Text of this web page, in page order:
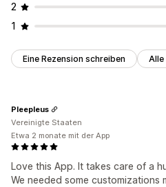
2
1
Eine Rezension schreiben Alle
Love this App. It takes care of a
We needed some customizations
Pleepleus
Vereinigte Staaten
Etwa 2 monate mit der App